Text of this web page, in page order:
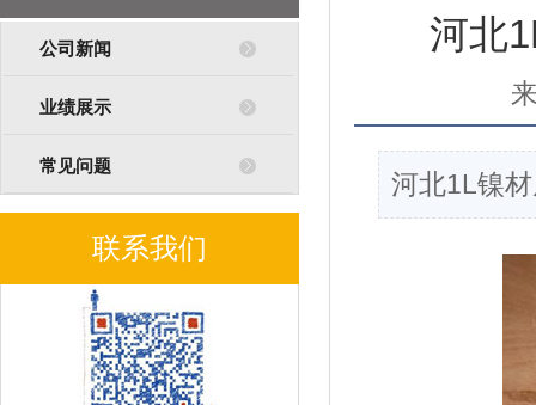
公司新闻
业绩展示
常见问题
联系我们
河北
河北1L镍